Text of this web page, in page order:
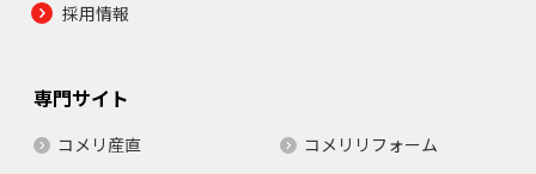
採用情報
専門サイト
コメリ産直 コメリリフォーム